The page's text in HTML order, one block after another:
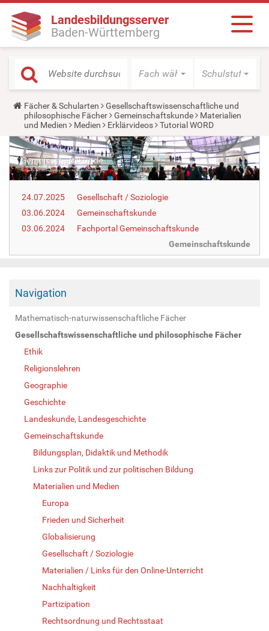
Landesbildungsserver
Baden-Württemberg
Fach wählen Schulstufe
Y
o
u
a
r
e
h
e
r
:
Fächer & Schularten
Gesellschaftswissenschaftliche und
philosophische Fächer
Gemeinschaftskunde
Materialien
und Medien
Medien Erklärvideos Tutorial WORD
24.07.2025
Gesellschaft / Soziologie
03.06.2024
Gemeinschaftskunde
03.06.2024
Fachportal Gemeinschaftskunde
Gemeinschaftskunde
Navigation
Mathematisch-naturwissenschaftliche Fächer
Gesellschaftswissenschaftliche und philosophische Fächer
Ethik
Religionslehren
Geographie
Geschichte
Landeskunde, Landesgeschichte
Gemeinschaftskunde
Bildungsplan, Didaktik und Methodik
Links zur Politik und zur politischen Bildung
Materialien und Medien
Europa
Frieden und Sicherheit
Globalisierung
Gesellschaft / Soziologie
Materialien / Links für den Online-Unterricht
Nachhaltigkeit
Partizipation
Rechtsordnung und Rechtsstaat